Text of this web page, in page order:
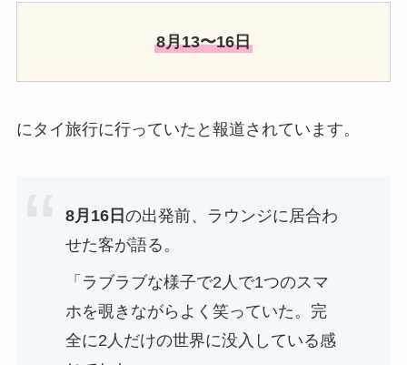
8月13〜16日
にタイ旅行に行っていたと報道されています。
8月16日 の出発前、ラウンジに居合わ
せた客が語る。
「ラブラブな様子で2人で1つのスマ
ホを覗きながらよく笑っていた。完
全に2人だけの世界に没入している感